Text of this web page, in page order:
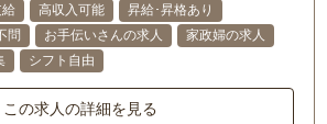
高収入可能
昇給･昇格あり
問 お手伝いさんの求人
家政婦の求人
シフト自由
この求人の詳細を見る